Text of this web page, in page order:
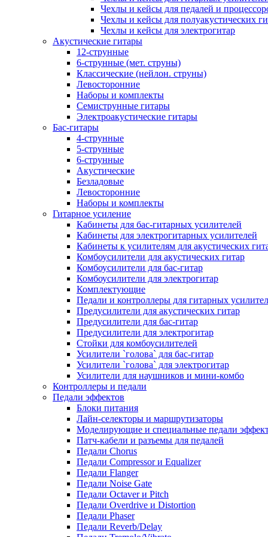
Чехлы и кейсы для педалей и
Чехлы и кейсы для полуакустических
Чехлы и кейсы для электрогитар
Акустические гитары
12-струнные
6-струнные (мет. струны)
Классические (нейлон. струны)
Левосторонние
Наборы и комплекты
Семиструнные гитары
Электроакустические гитары
Бас-гитары
4-струнные
5-струнные
6-струнные
Акустические
Безладовые
Левосторонние
Наборы и комплекты
Гитарное усиление
Кабинеты для бас-гитарных усилителей
Кабинеты для электрогитарных усилителей
Кабинеты к усилителям для акустических
Комбоусилители для акустических гитар
Комбоусилители для бас-гитар
Комбоусилители для электрогитар
Комплектующие
Педали и контроллеры для гитарных
Предусилители для акустических гитар
Предусилители для бас-гитар
Предусилители для электрогитар
Стойки для комбоусилителей
Усилители `голова` для бас-гитар
Усилители `голова` для электрогитар
Усилители для наушников и мини-комбо
Контроллеры и педали
Педали эффектов
Блоки питания
Лайн-селекторы и маршрутизаторы
Моделирующие и специальные педали
Патч-кабели и разъемы для педалей
Педали Chorus
Педали Compressor и Equalizer
Педали Flanger
Педали Noise Gate
Педали Octaver и Pitch
Педали Overdrive и Distortion
Педали Phaser
Педали Reverb/Delay